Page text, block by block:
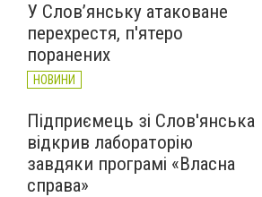
У Слов’янську атаковане
перехрестя, п'ятеро
поранених
НОВИНИ
Підприємець зі Слов'янська
відкрив лабораторію
завдяки програмі «Власна
справа»